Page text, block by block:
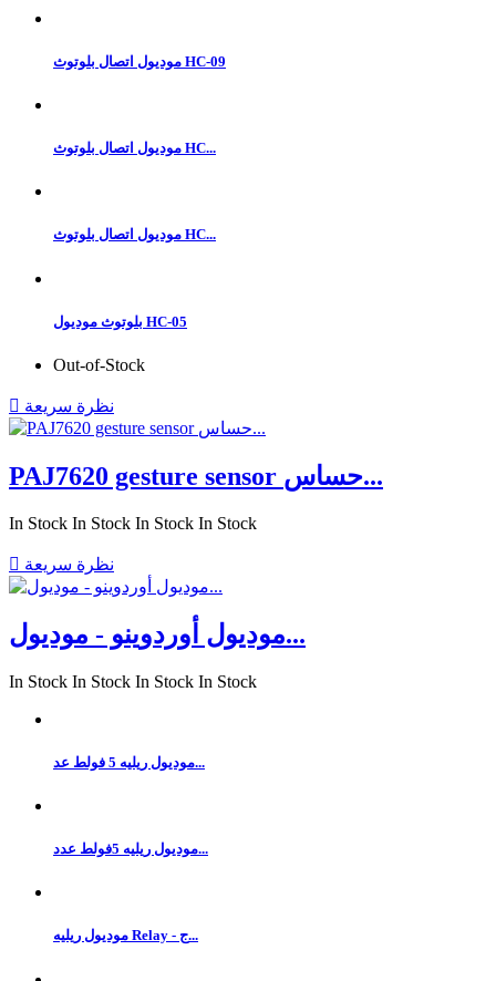
موديول اتصال بلوتوث HC-09
موديول اتصال بلوتوث HC...
موديول اتصال بلوتوث HC...
بلوتوث موديول HC-05
Out-of-Stock
 نظرة سريعة
PAJ7620 gesture sensor حساس...
In Stock In Stock In Stock In Stock
 نظرة سريعة
موديول أوردوينو - موديول...
In Stock In Stock In Stock In Stock
موديول ريليه 5 فولط عد...
موديول ريليه 5فولط عدد...
موديول ريليه Relay - ج...